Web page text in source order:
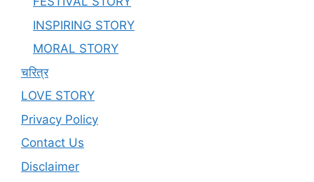
INSPIRING STORY
MORAL STORY
चरित्र
LOVE STORY
Privacy Policy
Contact Us
Disclaimer